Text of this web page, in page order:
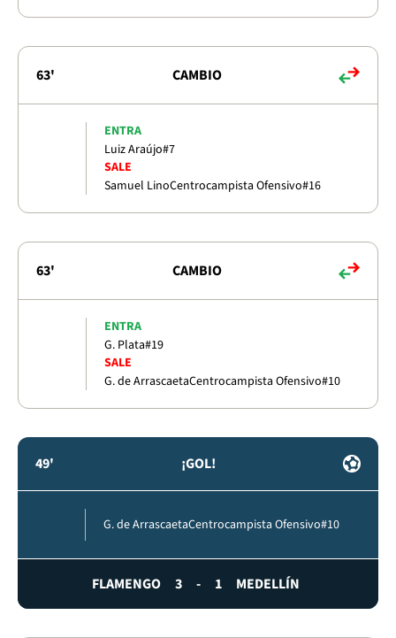
63' CAMBIO
ENTRA
Luiz Araújo#7
SALE
Samuel LinoCentrocampista Ofensivo#16
63' CAMBIO
ENTRA
G. Plata#19
SALE
G. de ArrascaetaCentrocampista Ofensivo#10
49' ¡GOL!
G. de ArrascaetaCentrocampista Ofensivo#10
FLAMENGO 3 - 1 MEDELLÍN